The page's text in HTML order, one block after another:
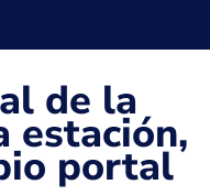
de la
estación,
portal